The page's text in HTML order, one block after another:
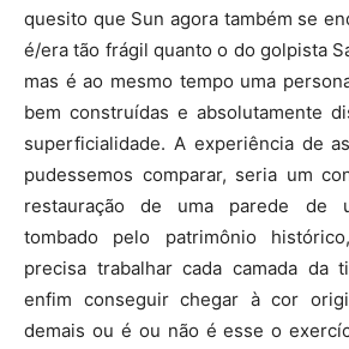
quesito que Sun agora também se
é/era tão frágil quanto o do golpista
mas é ao mesmo tempo uma
bem construídas e absolutamente
superficialidade. A experiência de
pudessemos comparar, seria um
restauração de uma parede de
tombado pelo patrimônio
precisa trabalhar cada camada da
enfim conseguir chegar à cor
demais ou é ou não é esse o